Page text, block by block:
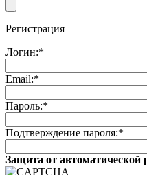
Регистрация
Логин:*
Email:*
Пароль:*
Подтверждение пароля:*
Защита от автоматической